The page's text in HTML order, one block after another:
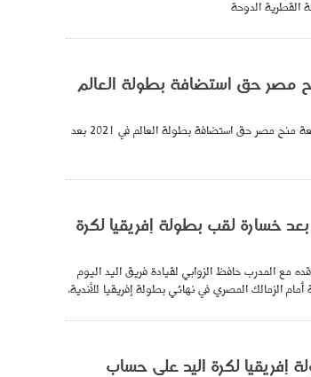
مصر حق استضافة بطولة العالم
أعلن الاتحاد الدولي لكرة اليد اليوم الجمعة منح مصر حق استضافة بطولة العالم في 2021 بعد
خسارة لقب بطولة إفريقيا لكرة
مع المدرب حافظ الزوابي لقيادة فريق اليد اليوم
الزمالك المصري في نهائي بطولة إفريقيا للأندية.
إفريقيا لكرة اليد على حساب